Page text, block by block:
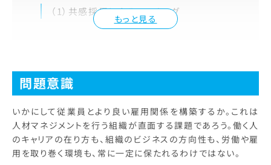
もっと見る
（1）共感採用によるマッチング
問題意識
いかにして従業員とより良い雇用関係を構築するか。これは
人材マネジメントを行う組織が直面する課題であろう。働く人
のキャリアの在り方も、組織のビジネスの方向性も、労働や雇
用を取り巻く環境も、常に一定に保たれるわけではない。